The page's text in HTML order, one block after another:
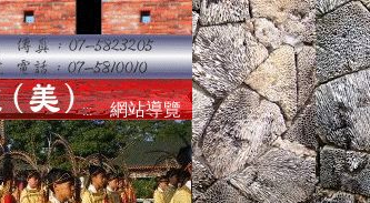
::: 網站導覽
空氣品質監測站
圓夢助學網